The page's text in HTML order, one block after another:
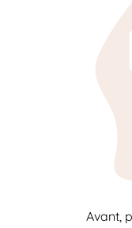
Avant,